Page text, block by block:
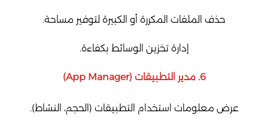
حذف الملفات المكررة أو الكبيرة لتوفير مساحة.
إدارة تخزين الوسائط بكفاءة.
6. مدير التطبيقات (App Manager)
عرض معلومات استخدام التطبيقات (الحجم، النشاط).